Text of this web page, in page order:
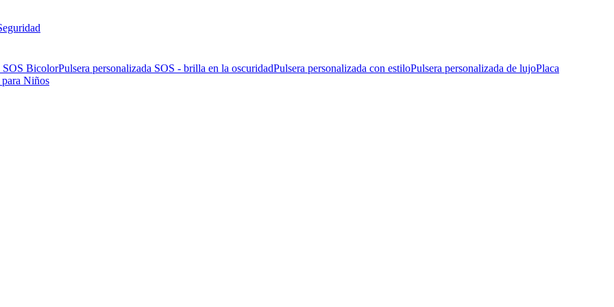
SOS BicolorPulsera personalizada SOS - brilla en la oscuridadPulsera personalizada con estiloPulsera personalizada de lujoPlaca
Niños